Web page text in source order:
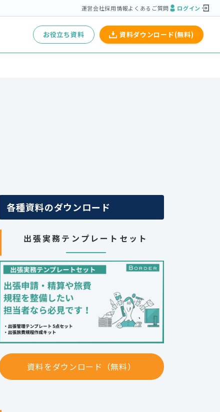
運営会社採用情報よくあるご質問 ログイン
お役立ち資料 資料ダウンロード(無料)
各種資料のダウンロード
出張実務テンプレートセット
資料をダウンロード（無料）